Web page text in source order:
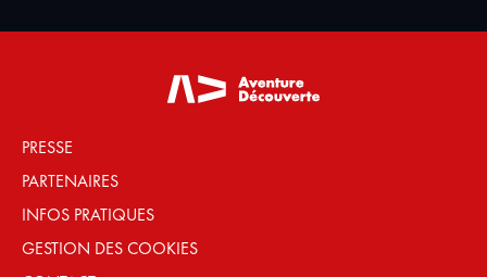
PRESSE
PARTENAIRES
INFOS PRATIQUES
GESTION DES COOKIES